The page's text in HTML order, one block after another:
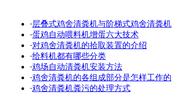
·层叠式鸡舍清粪机与阶梯式鸡舍清粪机
·蛋鸡自动喂料机增蛋六大技术
·对鸡舍清粪机的拾取装置的介绍
·给料机都有哪些分类
·鸡场自动清粪机安装方法
·鸡舍清粪机的各组成部分是怎样工作的
·鸡舍清粪机粪污的处理方式